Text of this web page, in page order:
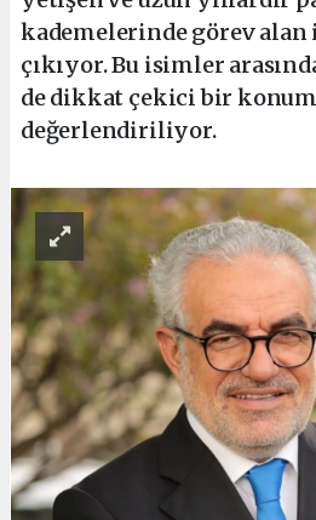
kademelerinde görev
çıkıyor. Bu isimler
de dikkat çekici bir
değerlendiriliyor.